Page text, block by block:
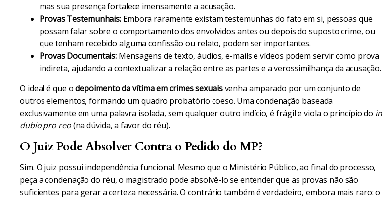
mas sua presença fortalece imensamente a acusação.
Provas Testemunhais: Embora raramente existam testemunhas do fato em si, pessoas que
possam falar sobre o comportamento dos envolvidos antes ou depois do suposto crime, ou
que tenham recebido alguma confissão ou relato, podem ser importantes.
Provas Documentais: Mensagens de texto, áudios, e-mails e vídeos podem servir como prova
indireta, ajudando a contextualizar a relação entre as partes e a verossimilhança da acusação.
O ideal é que odepoimento da vítima em crimes sexuaisvenha amparado por um conjunto de
outros elementos, formando um quadro probatório coeso. Uma condenação baseada
exclusivamente em uma palavra isolada, sem qualquer outro indício, é frágil e viola o princípio do in
dubio pro reo(na dúvida, a favor do réu).
O Juiz Pode Absolver Contra o Pedido do MP?
Sim. O juiz possui independência funcional. Mesmo que o Ministério Público, ao final do processo,
peça a condenação do réu, o magistrado pode absolvê-lo se entender que as provas não são
suficientes para gerar a certeza necessária. O contrário também é verdadeiro, embora mais raro: o